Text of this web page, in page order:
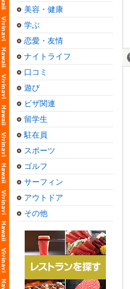
美容・健康
学ぶ
恋愛・友情
ナイトライフ
口コミ
遊び
ビザ関連
留学生
駐在員
スポーツ
ゴルフ
サーフィン
アウトドア
その他